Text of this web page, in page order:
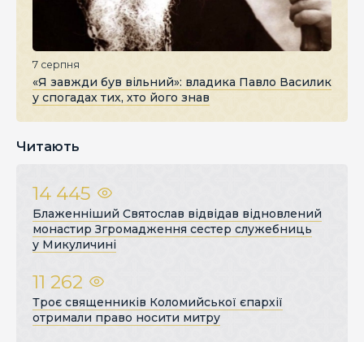
7 серпня
«Я завжди був вільний»: владика Павло Василик
у спогадах тих, хто його знав
Читають
14 445
Блаженніший Святослав відвідав відновлений
монастир Згромадження сестер служебниць
у Микуличині
11 262
Троє священників Коломийської єпархії
отримали право носити митру